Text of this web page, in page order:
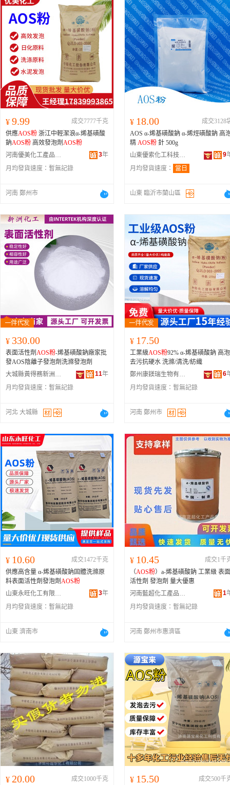
¥ 9.99
成交7777千克
供應AOS粉 浙江中輕潔浪α-烯基磺酸
鈉AOS粉 高效發泡劑AOS粉
河南優美化工產品有限公司
3年
月均發貨速度： 暫無記錄
河南 鄭州市
¥ 18.00
成交3128
AOS α-烯基磺酸鈉 α-烯烴磺酸鈉 高泡
精 AOS粉 針 500g
山東優索化工科技有限公司
9
月均發貨速度：
當日
山東 臨沂市蘭山區
¥ 330.00
表面活性劑AOS粉-烯基磺酸鈉廠家批
發AOS陰離子發泡劑洗滌發泡劑
大城縣黃得務新洲建築材料銷售部
11年
月均發貨速度： 暫無記錄
河北 大城縣
¥ 17.50
工業級AOS粉92% α-烯基磺酸鈉 高泡
去污抗硬水 洗滌/清洗/紡織
鄭州康鎂瑞生物有限公司
6
月均發貨速度： 暫無記錄
河南 鄭州市
¥ 10.60
成交1472千克
供應高含量 α-烯基磺酸鈉固體洗滌原
料表面活性劑發泡劑AOS粉
山東永旺化工有限公司
3年
月均發貨速度： 暫無記錄
山東 濟南市
¥ 10.45
成交1千
（AOS粉）a-烯基磺酸鈉 工業級 表面
活性劑 發泡劑 量大優惠
河南藍超化工產品有限公司
1
月均發貨速度： 暫無記錄
河南 鄭州市惠濟區
¥ 20.00
成交1000千克
¥ 15.50
成交500千